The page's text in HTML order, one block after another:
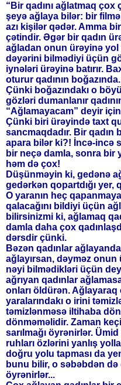
“Bir qadını ağlatmaq
şeyə ağlaya bilər: bir
azı kişilər qədər. Amma
çətindir. Əgər bir qadın
ağladan onun ürəyinə yol
dəyərini bilmədiyi üçün
iynələri ürəyinə batırır.
oturur qadının
Çünki boğazındakı o
gözləri dumanlanır
“Ağlamayacam” deyir
Çünki biri ürəyində taxt
sancmaqdadır. Bir qadın
apara bilər ki?! İncə-incə
bir neçə damla, sonra bir
həm də çox!
Düşünməyin ki, gedənə
gedərkən qopartdığı yer,
O yaranın heç
qalacağını bildiyi üçün
bilirsinizmi ki, ağlamaq
damla daha çox
dərsdir çünki.
Bəzən qadınlar
ağlayırsan, dəyməz
nəyi bilmədikləri üçün
ağrıyan qadınlar
onları öldürən.
yaralarındakı o irini
təmizlənməsə iltihaba
dönməməlidir. Zaman
sarılmağı öyrənirlər.
ruhları özlərini yanlış
doğru yolu tapması da
bunu bilir, o səbəbdən də
öyrənirlər...